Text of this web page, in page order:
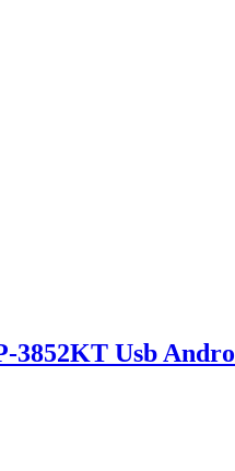
3852KT Usb